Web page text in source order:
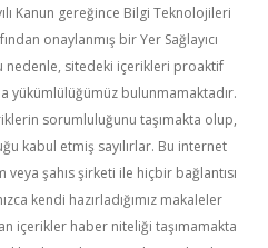
Kanun gereğince Bilgi Teknolojileri
onaylanmış bir Yer Sağlayıcı
nedenle, sitedeki içerikleri proaktif
yükümlülüğümüz bulunmamaktadır.
sorumluluğunu taşımakta olup,
kabul etmiş sayılırlar. Bu internet
şahıs şirketi ile hiçbir bağlantısı
kendi hazırladığımız makaleler
içerikler haber niteliği taşımamakta